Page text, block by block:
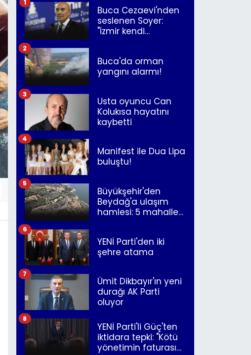
Buca Cezaevi'nden
seslenen Soyer:
"İzmir kendi
1
Buca'da orman
yangını alarmı!
2
Usta oyuncu Can
Kolukısa hayatını
kaybetti
3
Manifest ile Dua Lipa
buluştu!
4
Büyükşehir'den
Beydağ'a ulaşım
hamlesi: 5 mahalle
5
YENİ Parti'den iki
şehre atama
6
Ümit Dikbayır'ın yeni
durağı AK Parti
oluyor
7
YENİ Parti'li Güç'ten
iktidara tepki: "Kötü
yönetimin faturasını
8